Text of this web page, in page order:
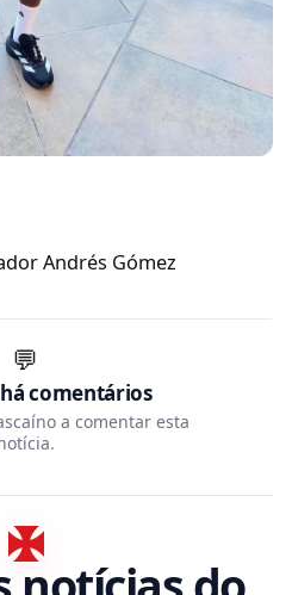
Andrés Gómez
💬
comentários
a comentar esta